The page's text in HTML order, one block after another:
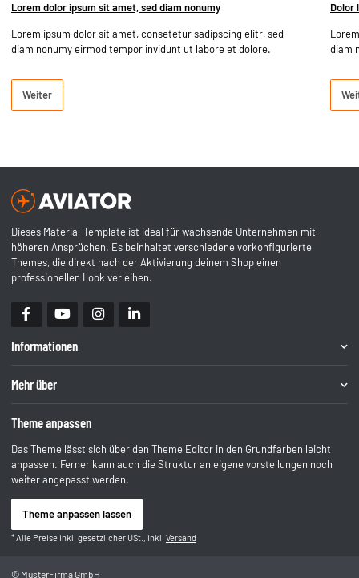
Lorem dolor ipsum sit amet, sed diam nonumy
Lorem ipsum dolor sit amet, consetetur sadipscing elitr, sed
diam nonumy eirmod tempor invidunt ut labore et dolore.
Weiter
Dolor
diam
Dieses Material-Template ist ideal für wachsende Unternehmen mit
höheren Ansprüchen. Es beinhaltet verschiedene vorkonfigurierte
Themes, die direkt nach der Aktivierung deinem Shop einen
professionellen Look verleihen.
Informationen
Mehr über
Theme anpassen
Das Theme lässt sich über den Theme Editor in den Grundfarben leicht
anpassen. Ferner kann auch die Struktur an eigene vorstellungen noch
weiter angepasst werden.
Theme anpassen lassen
* Alle Preise inkl. gesetzlicher USt., inkl. Versand
© MusterFirma GmbH